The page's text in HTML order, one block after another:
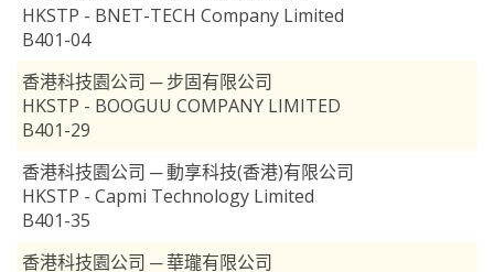
HKSTP - BNET-TECH Company Limited
B401-04
香港科技園公司 ─ 步固有限公司
HKSTP - BOOGUU COMPANY LIMITED
B401-29
香港科技園公司 ─ 動享科技(香港)有限公司
HKSTP - Capmi Technology Limited
B401-35
香港科技園公司 ─ 華瓏有限公司